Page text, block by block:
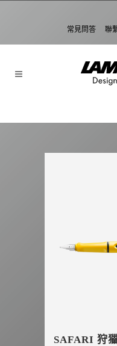
常見問答 聯
SAFARI 狩